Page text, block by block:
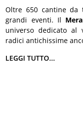
Oltre 650 cantine
grandi eventi. Il
universo dedicato al
radici antichissime
LEGGI TUTTO...